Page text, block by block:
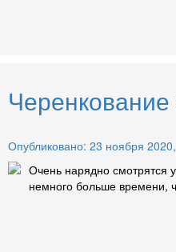
Черенкование
Опубликовано: 23 ноября
Очень нарядно смотрятся
немного больше времени,